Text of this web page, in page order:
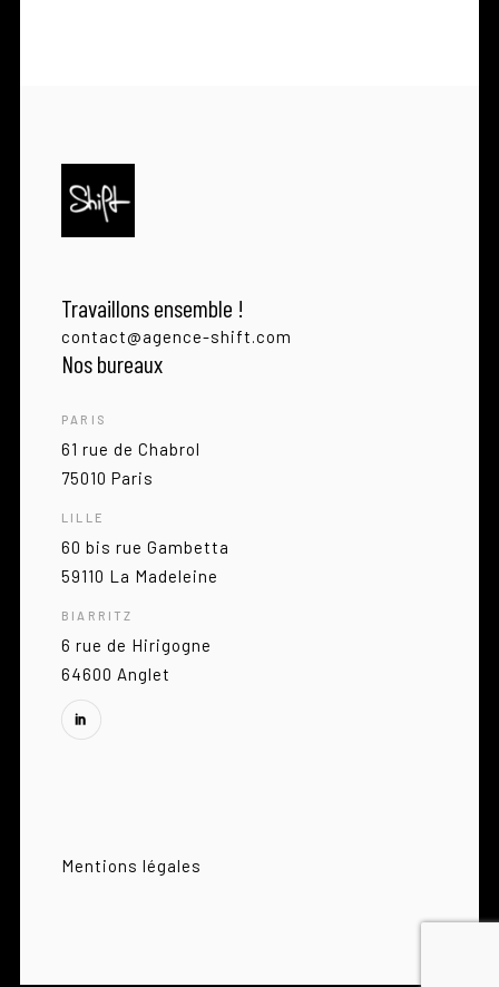
Travaillons ensemble !
contact@agence-shift.com
Nos bureaux
PARIS
61 rue de Chabrol
75010 Paris
LILLE
60 bis rue Gambetta
59110 La Madeleine
BIARRITZ
6 rue de Hirigogne
64600 Anglet
Mentions légales